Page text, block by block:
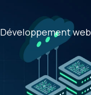
Développement web